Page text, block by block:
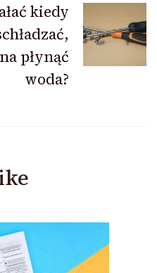
kiedy
płynąć
woda?